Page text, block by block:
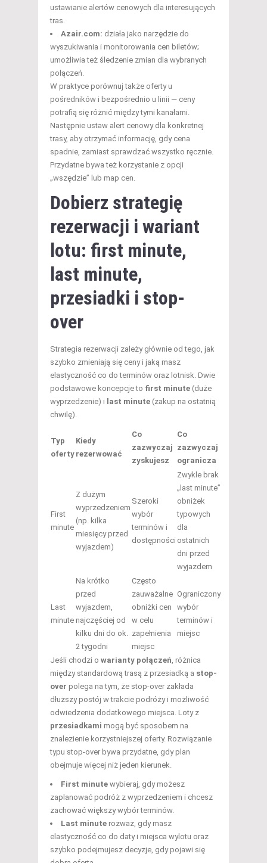
ustawianie alertów cenowych dla interesujących
tras.
Azair.com: działa jako narzędzie do
wyszukiwania i monitorowania cen biletów;
umożliwia też śledzenie zmian dla wybranych
połączeń.
W praktyce porównuj także oferty u
pośredników i bezpośrednio u linii — ceny
potrafią się różnić między tymi kanałami.
Następnie ustaw alert cenowy dla konkretnej
trasy, aby otrzymać informację, gdy cena
spadnie, zamiast sprawdzać wszystko ręcznie.
Przydatne bywa też korzystanie z opcji
„wszędzie” lub map cen.
Dobierz strategię
rezerwacji i wariant
lotu: first minute,
last minute,
przesiadki i stop-
over
Strategia rezerwacji zależy głównie od tego, jak
szybko zmieniają się ceny i jaką masz
elastyczność co do terminów oraz lotnisk. Dwie
podstawowe koncepcje to first minute (duże
wyprzedzenie) i last minute (zakup na ostatnią
chwilę).
Typ
oferty
Kiedy
rezerwować
Co
zazwyczaj
zyskujesz
Co
zazwyczaj
ogranicza
First
minute
Z dużym
wyprzedzeniem
(np. kilka
miesięcy przed
wyjazdem)
Szeroki
wybór
terminów i
dostępności
Zwykle brak
„last minute”
obniżek
typowych
dla
ostatnich
dni przed
wyjazdem
Last
minute
Na krótko
przed
wyjazdem,
najczęściej od
kilku dni do ok.
2 tygodni
Często
zauważalne
obniżki cen
w celu
zapełnienia
miejsc
Ograniczony
wybór
terminów i
miejsc
Jeśli chodzi o warianty połączeń, różnica
między standardową trasą z przesiadką a stop-
over polega na tym, że stop-over zakłada
dłuższy postój w trakcie podróży i możliwość
odwiedzenia dodatkowego miejsca. Loty z
przesiadkami mogą być sposobem na
znalezienie korzystniejszej oferty. Rozwiązanie
typu stop-over bywa przydatne, gdy plan
obejmuje więcej niż jeden kierunek.
First minute wybieraj, gdy możesz
zaplanować podróż z wyprzedzeniem i chcesz
zachować większy wybór terminów.
Last minute rozważ, gdy masz
elastyczność co do daty i miejsca wylotu oraz
szybko podejmujesz decyzje, gdy pojawi się